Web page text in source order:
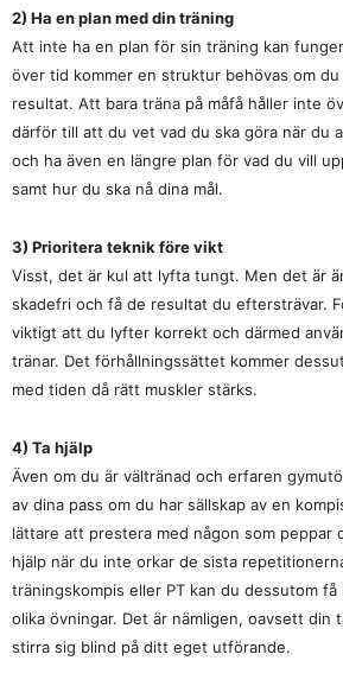
2) Ha en plan med din träning
Att inte ha en plan för sin träning kan
över tid kommer en struktur behövas om du
resultat. Att bara träna på måfå håller inte
därför till att du vet vad du ska göra när du
och ha även en längre plan för vad du vill
samt hur du ska nå dina mål.
3) Prioritera teknik före vikt
Visst, det är kul att lyfta tungt. Men det är
skadefri och få de resultat du eftersträvar.
viktigt att du lyfter korrekt och därmed
tränar. Det förhållningssättet kommer
med tiden då rätt muskler stärks.
4) Ta hjälp
Även om du är vältränad och erfaren
av dina pass om du har sällskap av en
lättare att prestera med någon som peppar
hjälp när du inte orkar de sista
träningskompis eller PT kan du dessutom
olika övningar. Det är nämligen, oavsett din
stirra sig blind på ditt eget utförande.